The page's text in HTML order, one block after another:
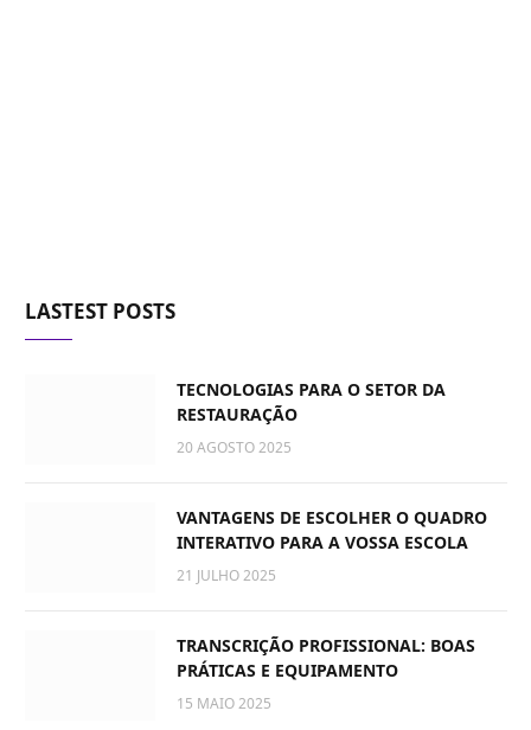
LASTEST POSTS
TECNOLOGIAS PARA O SETOR DA
RESTAURAÇÃO
20 AGOSTO 2025
VANTAGENS DE ESCOLHER O QUADRO
INTERATIVO PARA A VOSSA ESCOLA
21 JULHO 2025
TRANSCRIÇÃO PROFISSIONAL: BOAS
PRÁTICAS E EQUIPAMENTO
15 MAIO 2025